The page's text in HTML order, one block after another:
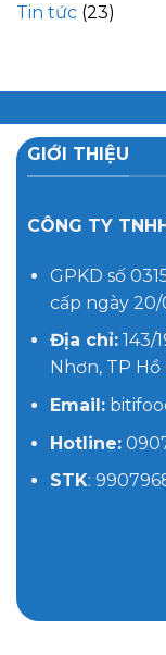
Tin tức (23)
GIỚI THIỆU
CÔNG TY
GPKD số
cấp ngày 20/
Địa chỉ:143/
Nhơn, TP
Email:
Hotline:
STK: